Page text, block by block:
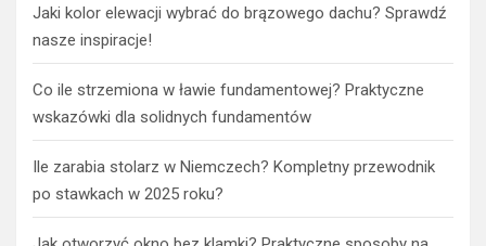
Jaki kolor elewacji wybrać do brązowego dachu? Sprawdź
nasze inspiracje!
Co ile strzemiona w ławie fundamentowej? Praktyczne
wskazówki dla solidnych fundamentów
Ile zarabia stolarz w Niemczech? Kompletny przewodnik
po stawkach w 2025 roku?